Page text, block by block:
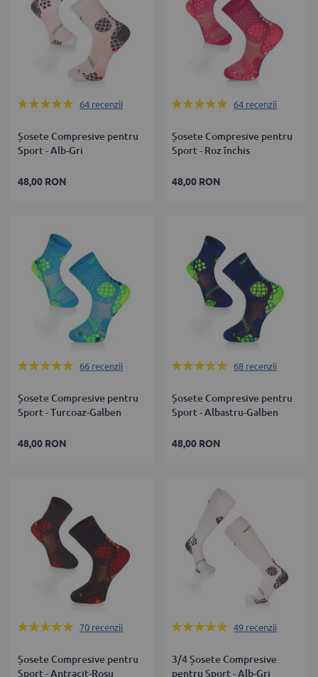
Rating:
64 recenzii
Șosete Compresive pentru
Sport - Alb-Gri
48,00 RON
Rating:
64 recenzii
Șosete Compresive pentru
Sport - Roz închis
48,00 RON
Rating:
66 recenzii
Șosete Compresive pentru
Sport - Turcoaz-Galben
48,00 RON
Rating:
68 recenzii
Șosete Compresive pentru
Sport - Albastru-Galben
48,00 RON
Rating:
70 recenzii
Șosete Compresive pentru
Sport - Antracit-Roșu
Rating:
49 recenzii
3/4 Șosete Compresive
pentru Sport - Alb-Gri